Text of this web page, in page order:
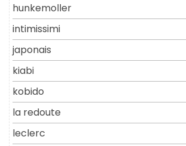
hunkemoller
intimissimi
japonais
kiabi
kobido
la redoute
leclerc